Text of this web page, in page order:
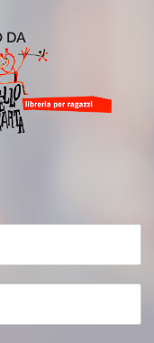
DA